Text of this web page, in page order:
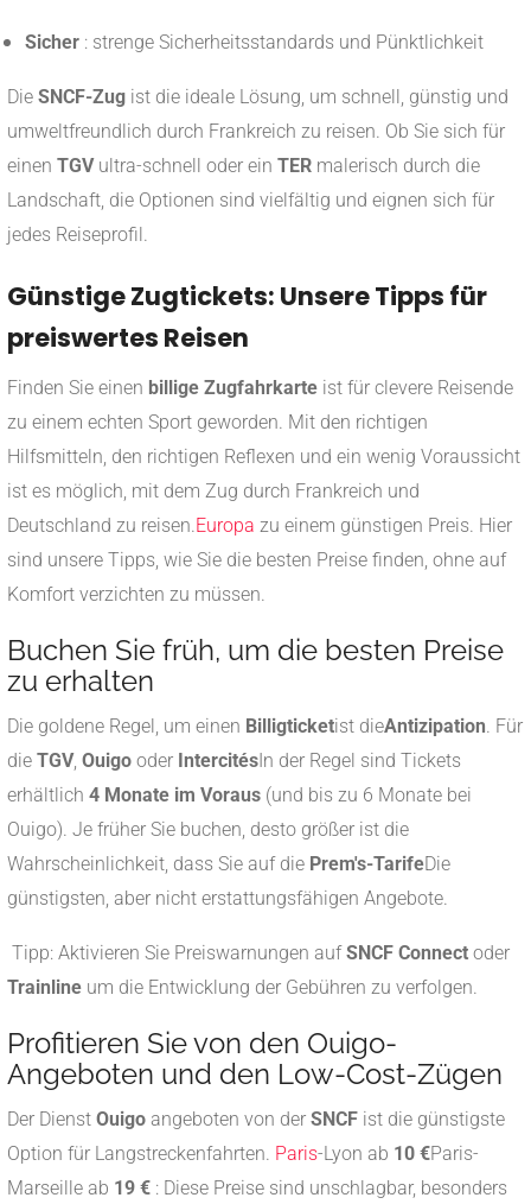
Sicher : strenge Sicherheitsstandards und Pünktlichkeit
Die SNCF-Zug ist die ideale Lösung, um schnell, günstig und
umweltfreundlich durch Frankreich zu reisen. Ob Sie sich für
einen TGVultra-schnell oder ein TER malerisch durch die
Landschaft, die Optionen sind vielfältig und eignen sich für
jedes Reiseprofil.
Günstige Zugtickets: Unsere Tipps für
preiswertes Reisen
Finden Sie einen billige Zugfahrkarte ist für clevere Reisende
zu einem echten Sport geworden. Mit den richtigen
Hilfsmitteln, den richtigen Reflexen und ein wenig Voraussicht
ist es möglich, mit dem Zug durch Frankreich und
Deutschland zu reisen.Europa zu einem günstigen Preis. Hier
sind unsere Tipps, wie Sie die besten Preise finden, ohne auf
Komfort verzichten zu müssen.
Buchen Sie früh, um die besten Preise
zu erhalten
Die goldene Regel, um einen Billigticketist dieAntizipation. Für
die TGV, Ouigo oder IntercitésIn der Regel sind Tickets
erhältlich 4 Monate im Voraus (und bis zu 6 Monate bei
Ouigo). Je früher Sie buchen, desto größer ist die
Wahrscheinlichkeit, dass Sie auf die Prem's-TarifeDie
günstigsten, aber nicht erstattungsfähigen Angebote.
Tipp: Aktivieren Sie Preiswarnungen aufSNCF Connect oder
Trainline um die Entwicklung der Gebühren zu verfolgen.
Profitieren Sie von den Ouigo-
Angeboten und den Low-Cost-Zügen
Der Dienst Ouigo angeboten von der SNCF ist die günstigste
Option für Langstreckenfahrten. Paris-Lyon ab 10 €Paris-
Marseille ab 19 € : Diese Preise sind unschlagbar, besonders